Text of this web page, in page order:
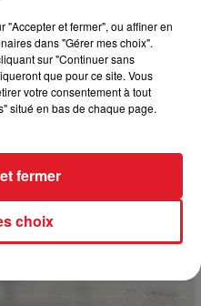
HOMICIDE
APRÈS LA...
"Accepter et fermer", ou affiner en
dans "Gérer mes choix".
sur "Continuer sans
que pour ce site. Vous
votre consentement à tout
situé en bas de chaque page.
choix
fermer